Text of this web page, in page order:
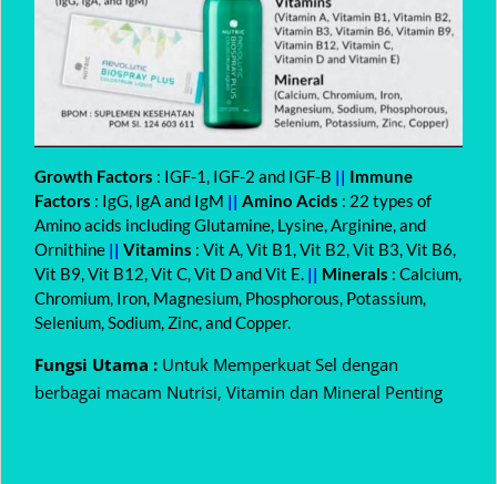
Growth Factors : IGF-1, IGF-2 and IGF-B || Immune
Factors : IgG, IgA and IgM || Amino Acids : 22 types of
Amino acids including Glutamine, Lysine, Arginine, and
Ornithine || Vitamins : Vit A, Vit B1, Vit B2, Vit B3, Vit B6,
Vit B9, Vit B12, Vit C, Vit D and Vit E. || Minerals : Calcium,
Chromium, Iron, Magnesium, Phosphorous, Potassium,
Selenium, Sodium, Zinc, and Copper.
Fungsi Utama : Untuk Memperkuat Sel dengan
berbagai macam Nutrisi, Vitamin dan Mineral Penting